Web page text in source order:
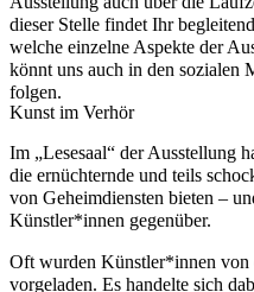
dieser Stelle findet Ihr
welche einzelne Aspekte der
könnt uns auch in den sozialen
folgen.
Kunst im Verhör
Im „Lesesaal“ der Ausstellung
die ernüchternde und teils
von Geheimdiensten bieten –
Künstler*innen gegenüber.
Oft wurden Künstler*innen von
vorgeladen. Es handelte sich